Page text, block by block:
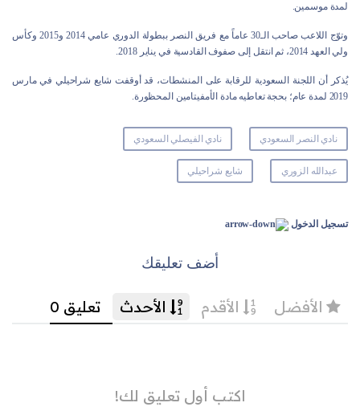
لمدة موسمين.
وتوّج اللاعب صاحب الـ30 عاماً مع فريق النصر ببطولة الدوري عامي 2014 و2015 وكأس
ولي العهد 2014، ثم انتقل إلى صفوف القادسية في يناير 2018.
يُذكر أن اللجنة السعودية للرقابة على المنشطات، قد أوقفت شايع شراحيلي في مارس
2019 لمدة عام؛ بحجة تعاطيه مادة الأمفيتامين المحظورة.
نادي النصر السعودي نادي الفيصلي السعودي
عبدالله الزوري شايع شراحيلي
تسجيل الدخول
أضف تعليقك